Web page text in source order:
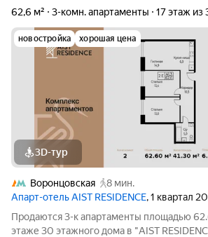
62,6 м²
3-комн. апартаменты 17 этаж из
новостройка хорошая цена
3D-тур
Воронцовская
8 мин.
Апарт-отель AIST RESIDENCE, 1 квартал
Продаются 3-к апартаменты площадью
этаже 30 этажного дома в "AIST